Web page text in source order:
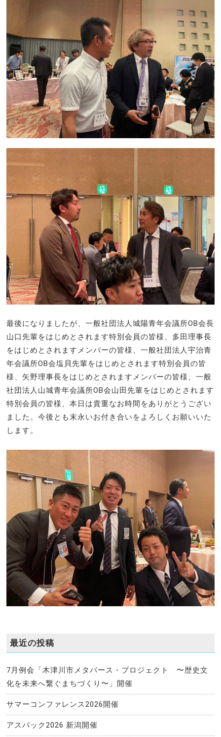
最後になりましたが、一般社団法人城陽青年会議所OB会長
山口先輩をはじめとされます特別会員の皆様、多田理事長
をはじめとされますメンバーの皆様、一般社団法人宇治青
年会議所OB会塩貝先輩をはじめとされます特別会員の皆
様、矢野理事長をはじめとされますメンバーの皆様、一般
社団法人山城青年会議所OB会山田先輩をはじめとされます
特別会員の皆様、本日は貴重なお時間をありがとうござい
ました。今後とも末永いお付き合いをよろしくお願いいた
します。
最近の投稿
7月例会「木津川市メタバース・プロジェクト 〜歴史文
化を未来へ繋ぐまちづくり〜」開催
サマーコンファレンス2026開催
アスパック2026 新潟開催